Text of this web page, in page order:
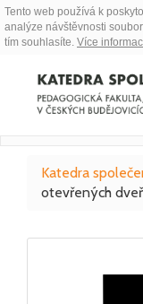
Tento web používá k
analýze návštěvnosti
tím souhlasíte. Více
Katedra
otevřených